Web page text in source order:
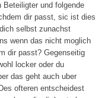
Beteiligter und folgende
dir passt, sic ist dies
selbst zunachst
wenn das nicht moglich
dir passt? Gegenseitig
locker oder du
das geht auch uber
ofteren entscheidest